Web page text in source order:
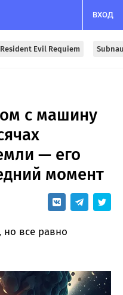
ВХОД
Resident Evil Requiem
с машину
— его
момент
но все равно